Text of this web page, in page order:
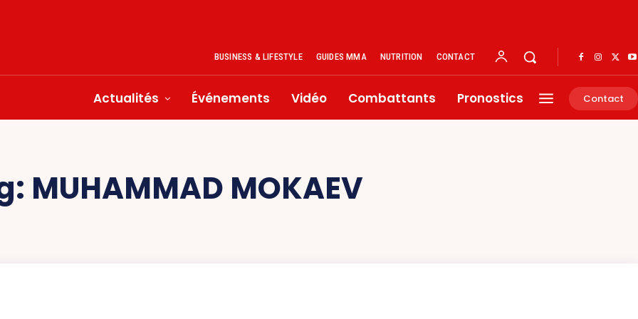
BUSINESS & LIFESTYLE GUIDES MMA NUTRITION CONTACT
Actualités Événements Vidéo Combattants Pronostics Contact
MUHAMMAD MOKAEV